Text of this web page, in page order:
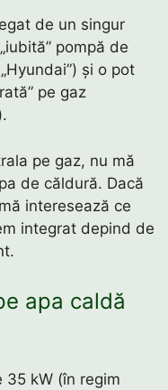
de un singur
pompă de
și o pot
pe gaz
pe gaz, nu mă
de căldură. Dacă
interesează ce
integrat depind de
apa caldă
35 kW (în regim